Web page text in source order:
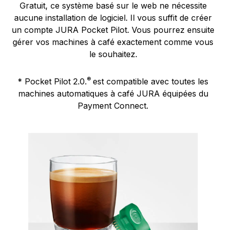
Gratuit, ce système basé sur le web ne nécessite
aucune installation de logiciel. Il vous suffit de créer
un compte JURA Pocket Pilot. Vous pourrez ensuite
gérer vos machines à café exactement comme vous
le souhaitez.
* Pocket Pilot 2.0.® est compatible avec toutes les
machines automatiques à café JURA équipées du
Payment Connect.